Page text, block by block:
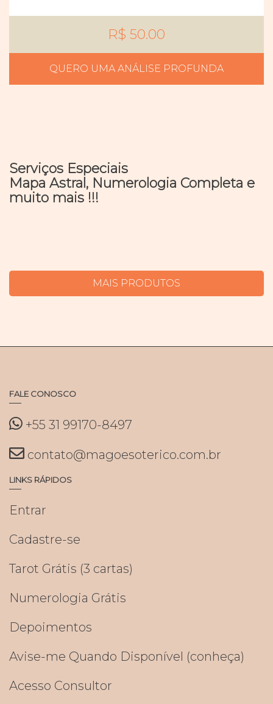
R$ 50.00
QUERO UMA ANÁLISE PROFUNDA
Serviços Especiais
Mapa Astral, Numerologia Completa e
muito mais !!!
MAIS PRODUTOS
FALE CONOSCO
+55 31 99170-8497
contato@magoesoterico.com.br
LINKS RÁPIDOS
Entrar
Cadastre-se
Tarot Grátis (3 cartas)
Numerologia Grátis
Depoimentos
Avise-me Quando Disponível (conheça)
Acesso Consultor